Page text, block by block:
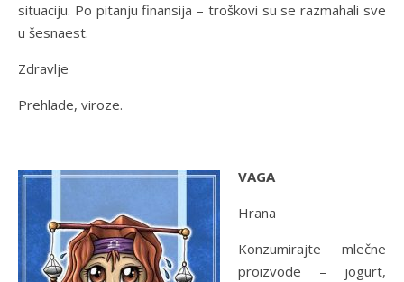
situaciju. Po pitanju finansija – troškovi su se razmahali sve
u šesnaest.
Zdravlje
Prehlade, viroze.
VAGA
Hrana
Konzumirajte mlečne
proizvode – jogurt,